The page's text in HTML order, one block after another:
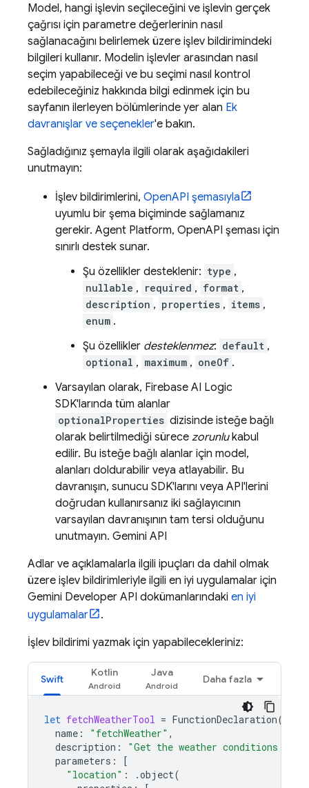
Model, hangi işlevin seçileceğini ve işlevin gerçek
çağrısı için parametre değerlerinin nasıl
sağlanacağını belirlemek üzere işlev bildirimindeki
bilgileri kullanır. Modelin işlevler arasından nasıl
seçim yapabileceği ve bu seçimi nasıl kontrol
edebileceğiniz hakkında bilgi edinmek için bu
sayfanın ilerleyen bölümlerinde yer alan Ek
davranışlar ve seçenekler'e bakın.
Sağladığınız şemayla ilgili olarak aşağıdakileri
unutmayın:
İşlev bildirimlerini, OpenAPI şemasıyla
uyumlu bir şema biçiminde sağlamanız
gerekir. Agent Platform, OpenAPI şeması için
sınırlı destek sunar.
Şu özellikler desteklenir: type ,
nullable , required , format ,
description , properties , items ,
enum .
Şu özellikler desteklenmez: default ,
optional , maximum , oneOf .
Varsayılan olarak, Firebase AI Logic
SDK'larında tüm alanlar
optionalProperties dizisinde isteğe bağlı
olarak belirtilmediği sürece zorunlukabul
edilir. Bu isteğe bağlı alanlar için model,
alanları doldurabilir veya atlayabilir. Bu
davranışın, sunucu SDK'larını veya API'lerini
doğrudan kullanırsanız iki sağlayıcının
varsayılan davranışının tam tersi olduğunu
unutmayın. Gemini API
Adlar ve açıklamalarla ilgili ipuçları da dahil olmak
üzere işlev bildirimleriyle ilgili en iyi uygulamalar için
Gemini Developer API dokümanlarındaki en iyi
uygulamalar
.
İşlev bildirimi yazmak için yapabilecekleriniz:
Swift
Kotlin Java
Daha fazla
let fetchWeatherTool = FunctionDeclaration(
name : "fetchWeather" ,
description :
"Get the weather conditions
parameters :
[
"location" : .object(